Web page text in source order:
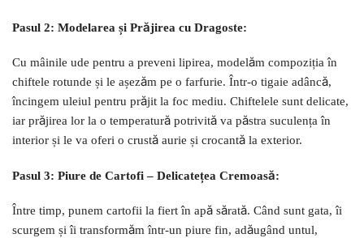
Pasul 2: Modelarea și Prăjirea cu Dragoste:
Cu mâinile ude pentru a preveni lipirea, modelăm compoziția în
chiftele rotunde și le așezăm pe o farfurie. Într-o tigaie adâncă,
încingem uleiul pentru prăjit la foc mediu. Chiftelele sunt delicate,
iar prăjirea lor la o temperatură potrivită va păstra suculența în
interior și le va oferi o crustă aurie și crocantă la exterior.
Pasul 3: Piure de Cartofi – Delicatețea Cremoasă:
Între timp, punem cartofii la fiert în apă sărată. Când sunt gata, îi
scurgem și îi transformăm într-un piure fin, adăugând untul,